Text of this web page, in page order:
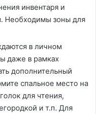
инвентаря и
Необходимы зоны для
в личном
даже в рамках
дополнительный
спальное место на
для чтения,
и т.п. Для